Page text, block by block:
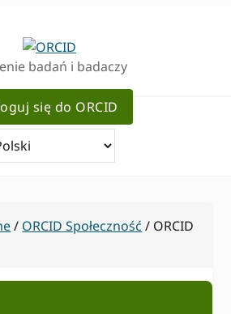
badań i badaczy
się do ORCID
/ ORCID Społeczność / ORCID